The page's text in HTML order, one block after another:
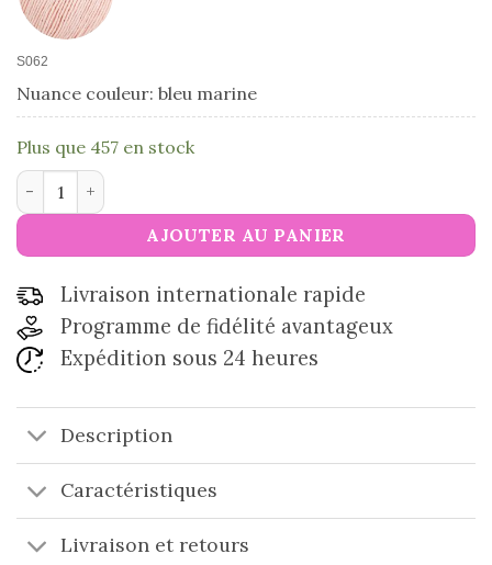
S062
Nuance couleur: bleu marine
Plus que 457 en stock
quantité de Fil de coton Cupidon
AJOUTER AU PANIER
Livraison internationale rapide
Programme de fidélité avantageux
Expédition sous 24 heures
Description
Caractéristiques
Livraison et retours